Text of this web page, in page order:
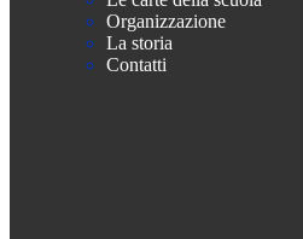
Organizzazione
La storia
Contatti